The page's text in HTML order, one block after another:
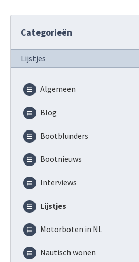
Categorieën
Lijstjes
Algemeen
Blog
Bootblunders
Bootnieuws
Interviews
Lijstjes
Motorboten in NL
Nautisch wonen